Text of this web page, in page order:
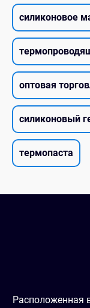
силиконовое
оптовая
силиконовый
термопаста
Расположенная